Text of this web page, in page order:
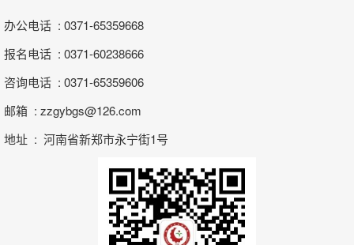
办公电话 : 0371-65359668
报名电话 : 0371-60238666
咨询电话 : 0371-65359606
邮箱 : zzgybgs@126.com
地址 : 河南省新郑市永宁街1号